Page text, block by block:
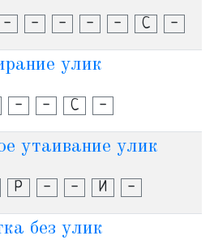
- - - - - С -
улик
- - С -
утаивание улик
Р - - И -
без улик